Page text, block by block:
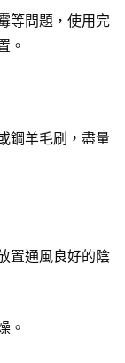
等問題，使用完
。
鋼羊毛刷，盡量
置通風良好的陰
。